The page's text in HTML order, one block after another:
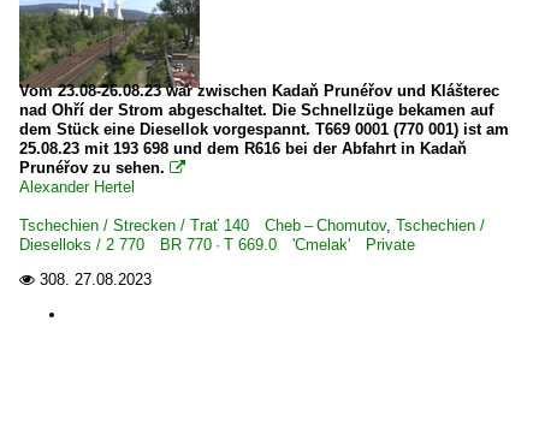
Vom 23.08-26.08.23 war zwischen Kadaň Prunéřov und Klášterec
nad Ohří der Strom abgeschaltet. Die Schnellzüge bekamen auf
dem Stück eine Diesellok vorgespannt. T669 0001 (770 001) ist am
25.08.23 mit 193 698 und dem R616 bei der Abfahrt in Kadaň
Prunéřov zu sehen. 
Alexander Hertel
Tschechien / Strecken / Trať 140 Cheb – Chomutov, Tschechien /
Dieselloks / 2 770 BR 770 · T 669.0 'Cmelak' Private
 308. 27.08.2023